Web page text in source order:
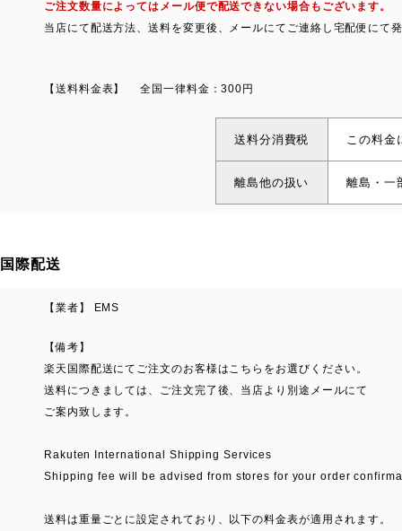
ご注文数量によってはメール便で配送できない場合もございます。
当店にて配送方法、送料を変更後、メールにてご連絡し宅配便にて
【送料料金表】 全国一律料金：300円
送料分消費税 この料金
離島他の扱い 離島・一
国際配送
【業者】 EMS
【備考】
楽天国際配送にてご注文のお客様はこちらをお選びください。
送料につきましては、ご注文完了後、当店より別途メールにて
ご案内致します。
Rakuten International Shipping Services
Shipping fee will be advised from stores for your order
送料は重量ごとに設定されており、以下の料金表が適用されます。